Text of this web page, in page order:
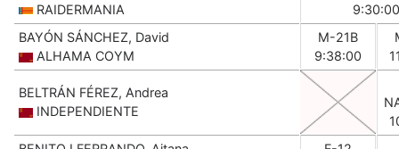
RAIDERMANIA
9:30:00
BAYÓN SÁNCHEZ, David
ALHAMA COYM
M-21B
9:38:00
BELTRÁN FÉREZ, Andrea
INDEPENDIENTE